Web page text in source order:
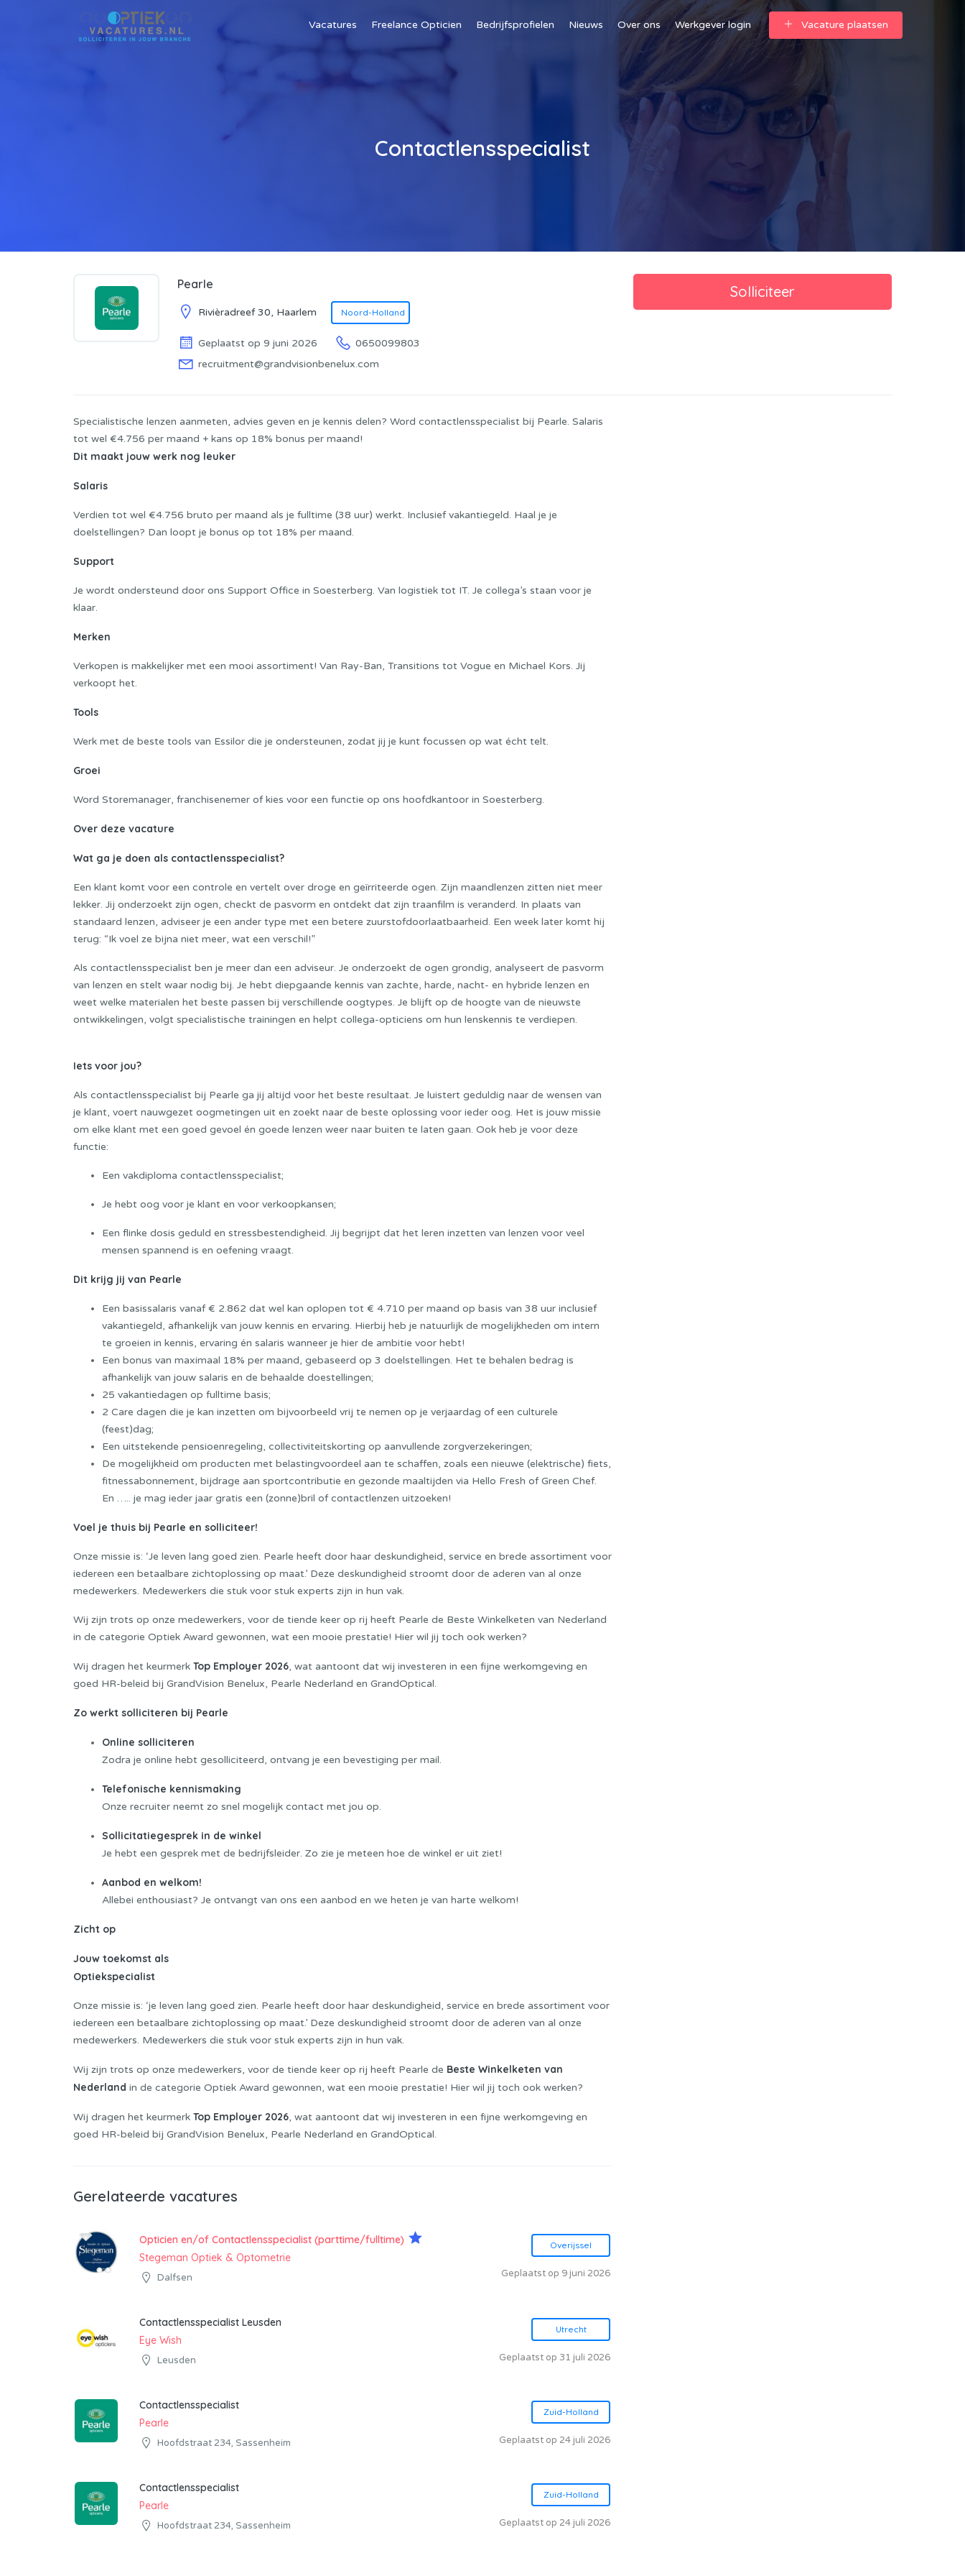
Vacatures Freelance Opticien Bedrijfsprofielen Nieuws Over ons Werkgever login Vacature plaatsen
Contactlensspecialist
Pearle
Rivièradreef 30, Haarlem Noord-Holland
Geplaatst op 9 juni 2026
0650099803
recruitment@grandvisionbenelux.com
Specialistische lenzen aanmeten, advies geven en je kennis delen? Word contactlensspecialist bij Pearle. Salaris
tot wel €4.756 per maand + kans op 18% bonus per maand!
Dit maakt jouw werk nog leuker
Salaris
Verdien tot wel €4.756 bruto per maand als je fulltime (38 uur) werkt. Inclusief vakantiegeld. Haal je je
doelstellingen? Dan loopt je bonus op tot 18% per maand.
Support
Je wordt ondersteund door ons Support Office in Soesterberg. Van logistiek tot IT. Je collega’s staan voor je
klaar.
Merken
Verkopen is makkelijker met een mooi assortiment! Van Ray-Ban, Transitions tot Vogue en Michael Kors. Jij
verkoopt het.
Tools
Werk met de beste tools van Essilor die je ondersteunen, zodat jij je kunt focussen op wat écht telt.
Groei
Word Storemanager, franchisenemer of kies voor een functie op ons hoofdkantoor in Soesterberg.
Over deze vacature
Wat ga je doen als contactlensspecialist?
Een klant komt voor een controle en vertelt over droge en geïrriteerde ogen. Zijn maandlenzen zitten niet meer
lekker. Jij onderzoekt zijn ogen, checkt de pasvorm en ontdekt dat zijn traanfilm is veranderd. In plaats van
standaard lenzen, adviseer je een ander type met een betere zuurstofdoorlaatbaarheid. Een week later komt hij
terug: “Ik voel ze bijna niet meer, wat een verschil!”
Als contactlensspecialist ben je meer dan een adviseur. Je onderzoekt de ogen grondig, analyseert de pasvorm
van lenzen en stelt waar nodig bij. Je hebt diepgaande kennis van zachte, harde, nacht- en hybride lenzen en
weet welke materialen het beste passen bij verschillende oogtypes. Je blijft op de hoogte van de nieuwste
ontwikkelingen, volgt specialistische trainingen en helpt collega-opticiens om hun lenskennis te verdiepen.
Iets voor jou?
Als contactlensspecialist bij Pearle ga jij altijd voor het beste resultaat. Je luistert geduldig naar de wensen van
je klant, voert nauwgezet oogmetingen uit en zoekt naar de beste oplossing voor ieder oog. Het is jouw missie
om elke klant met een goed gevoel én goede lenzen weer naar buiten te laten gaan. Ook heb je voor deze
functie:
Een vakdiploma contactlensspecialist;
Je hebt oog voor je klant en voor verkoopkansen;
Een flinke dosis geduld en stressbestendigheid. Jij begrijpt dat het leren inzetten van lenzen voor veel
mensen spannend is en oefening vraagt.
Dit krijg jij van Pearle
Een basissalaris vanaf € 2.862 dat wel kan oplopen tot € 4.710 per maand op basis van 38 uur inclusief
vakantiegeld, afhankelijk van jouw kennis en ervaring. Hierbij heb je natuurlijk de mogelijkheden om intern
te groeien in kennis, ervaring én salaris wanneer je hier de ambitie voor hebt!
Een bonus van maximaal 18% per maand, gebaseerd op 3 doelstellingen. Het te behalen bedrag is
afhankelijk van jouw salaris en de behaalde doestellingen;
25 vakantiedagen op fulltime basis;
2 Care dagen die je kan inzetten om bijvoorbeeld vrij te nemen op je verjaardag of een culturele
(feest)dag;
Een uitstekende pensioenregeling, collectiviteitskorting op aanvullende zorgverzekeringen;
De mogelijkheid om producten met belastingvoordeel aan te schaffen, zoals een nieuwe (elektrische) fiets,
fitnessabonnement, bijdrage aan sportcontributie en gezonde maaltijden via Hello Fresh of Green Chef.
En ….. je mag ieder jaar gratis een (zonne)bril of contactlenzen uitzoeken!
Voel je thuis bij Pearle en solliciteer!
Onze missie is: ‘Je leven lang goed zien. Pearle heeft door haar deskundigheid, service en brede assortiment voor
iedereen een betaalbare zichtoplossing op maat.’ Deze deskundigheid stroomt door de aderen van al onze
medewerkers. Medewerkers die stuk voor stuk experts zijn in hun vak.
Wij zijn trots op onze medewerkers, voor de tiende keer op rij heeft Pearle de Beste Winkelketen van Nederland
in de categorie Optiek Award gewonnen, wat een mooie prestatie! Hier wil jij toch ook werken?
Wij dragen het keurmerk Top Employer 2026, wat aantoont dat wij investeren in een fijne werkomgeving en
goed HR-beleid bij GrandVision Benelux, Pearle Nederland en GrandOptical.
Zo werkt solliciteren bij Pearle
Online solliciteren
Zodra je online hebt gesolliciteerd, ontvang je een bevestiging per mail.
Telefonische kennismaking
Onze recruiter neemt zo snel mogelijk contact met jou op.
Sollicitatiegesprek in de winkel
Je hebt een gesprek met de bedrijfsleider. Zo zie je meteen hoe de winkel er uit ziet!
Aanbod en welkom!
Allebei enthousiast? Je ontvangt van ons een aanbod en we heten je van harte welkom!
Zicht op
Jouw toekomst als
Optiekspecialist
Onze missie is: ‘je leven lang goed zien. Pearle heeft door haar deskundigheid, service en brede assortiment voor
iedereen een betaalbare zichtoplossing op maat.’ Deze deskundigheid stroomt door de aderen van al onze
medewerkers. Medewerkers die stuk voor stuk experts zijn in hun vak.
Wij zijn trots op onze medewerkers, voor de tiende keer op rij heeft Pearle de Beste Winkelketen van
Nederland in de categorie Optiek Award gewonnen, wat een mooie prestatie! Hier wil jij toch ook werken?
Wij dragen het keurmerk Top Employer 2026, wat aantoont dat wij investeren in een fijne werkomgeving en
goed HR-beleid bij GrandVision Benelux, Pearle Nederland en GrandOptical.
Gerelateerde vacatures
Opticien en/of Contactlensspecialist (parttime/fulltime)
Stegeman Optiek & Optometrie
Dalfsen
Overijssel
Geplaatst op 9 juni 2026
Contactlensspecialist Leusden
Eye Wish
Leusden
Utrecht
Geplaatst op 31 juli 2026
Contactlensspecialist
Pearle
Hoofdstraat 234, Sassenheim
Zuid-Holland
Geplaatst op 24 juli 2026
Contactlensspecialist
Pearle
Hoofdstraat 234, Sassenheim
Zuid-Holland
Geplaatst op 24 juli 2026